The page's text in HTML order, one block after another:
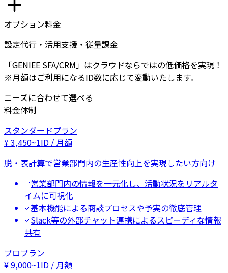
オプション料金
設定代行・活用支援・従量課金
「GENIEE SFA/CRM」はクラウドならではの低価格を実現！
※月額はご利用になるID数に応じて変動いたします。
ニーズに合わせて選べる
料金体制
スタンダードプラン
¥3,450~1ID / 月額
脱・表計算で営業部門内の生産性向上を実現したい方向け
営業部門内の情報を一元化し、活動状況をリアルタ
イムに可視化
基本機能による商談プロセスや予実の徹底管理
Slack等の外部チャット連携によるスピーディな情報
共有
プロプラン
¥9,000~1ID / 月額